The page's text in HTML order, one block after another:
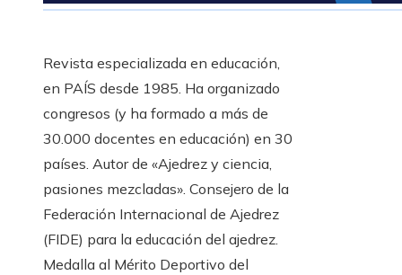
Revista especializada en educación,
en PAÍS desde 1985. Ha organizado
congresos (y ha formado a más de
30.000 docentes en educación) en 30
países. Autor de «Ajedrez y ciencia,
pasiones mezcladas». Consejero de la
Federación Internacional de Ajedrez
(FIDE) para la educación del ajedrez.
Medalla al Mérito Deportivo del